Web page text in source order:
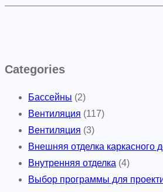
Categories
Бассейны (2)
Вентиляция (117)
Вентиляция (3)
Внешняя отделка каркасного
Внутренняя отделка (4)
Выбор программы для